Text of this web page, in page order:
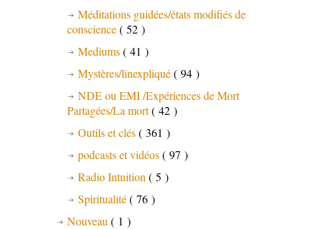
Méditations guidées/états modifiés de
conscience( 52 )
Mediums( 41 )
Mystères/linexpliqué( 94 )
NDE ou EMI /Expériences de Mort
Partagées/La mort( 42 )
Outils et clés( 361 )
podcasts et vidéos( 97 )
Radio Intuition ( 5 )
Spiritualité( 76 )
Nouveau ( 1 )